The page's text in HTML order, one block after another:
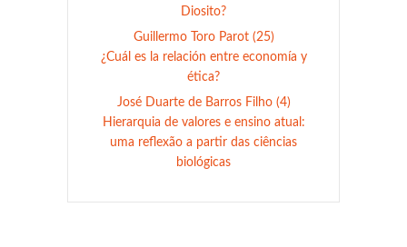
Diosito?
Guillermo Toro Parot (25)
¿Cuál es la relación entre economía y
ética?
José Duarte de Barros Filho (4)
Hierarquia de valores e ensino atual:
uma reflexão a partir das ciências
biológicas